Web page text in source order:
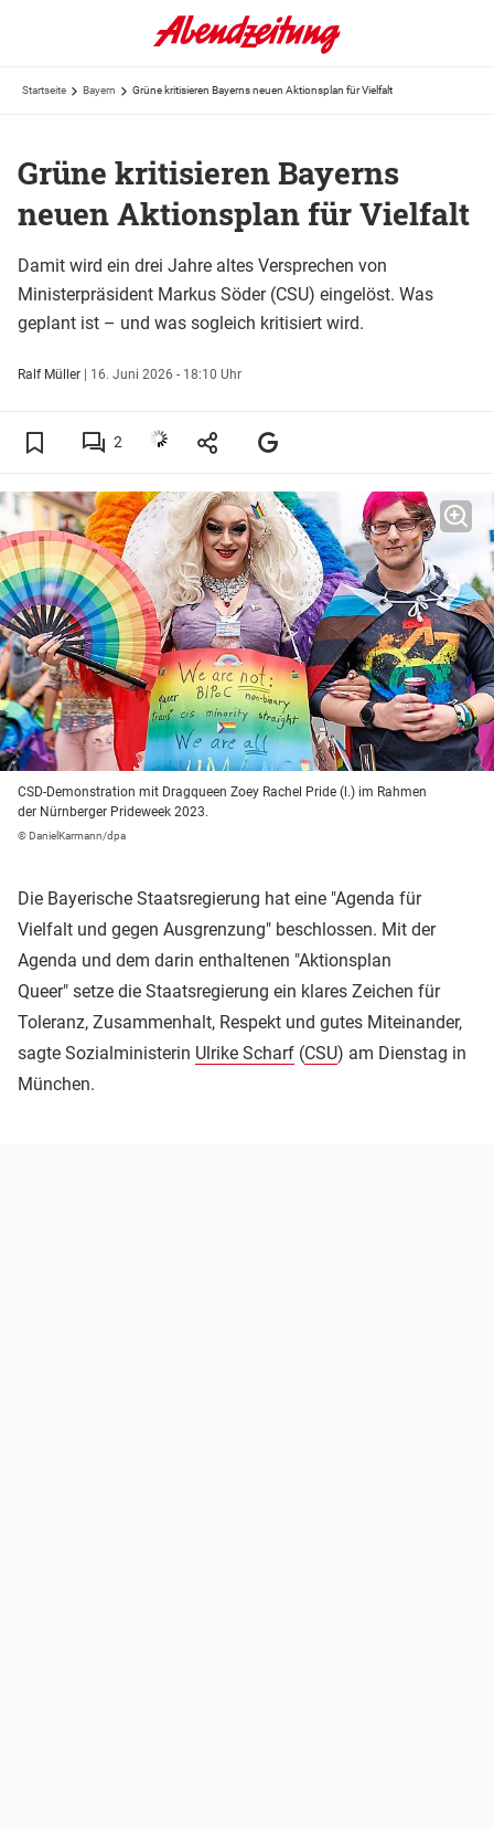
Startseite Bayern Grüne kritisieren Bayerns neuen Aktionsplan für Vielfalt
Grüne kritisieren Bayerns
neuen Aktionsplan für Vielfalt
Damit wird ein drei Jahre altes Versprechen von
Ministerpräsident Markus Söder (CSU) eingelöst. Was
geplant ist – und was sogleich kritisiert wird.
Ralf Müller | 16. Juni 2026 - 18:10 Uhr
2
CSD-Demonstration mit Dragqueen Zoey Rachel Pride (l.) im Rahmen
der Nürnberger Prideweek 2023.
© DanielKarmann/dpa
Die Bayerische Staatsregierung hat eine "Agenda für
Vielfalt und gegen Ausgrenzung" beschlossen. Mit der
Agenda und dem darin enthaltenen "Aktionsplan
Queer" setze die Staatsregierung ein klares Zeichen für
Toleranz, Zusammenhalt, Respekt und gutes Miteinander,
sagte Sozialministerin Ulrike Scharf (CSU) am Dienstag in
München.